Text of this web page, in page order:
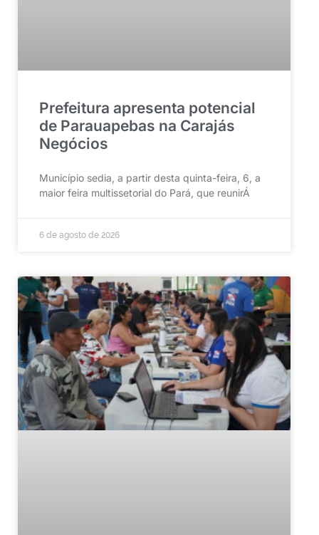
Prefeitura apresenta potencial
de Parauapebas na Carajás
Negócios
Município sedia, a partir desta quinta-feira, 6, a
maior feira multissetorial do Pará, que reunirÁ
6 de agosto de 2026